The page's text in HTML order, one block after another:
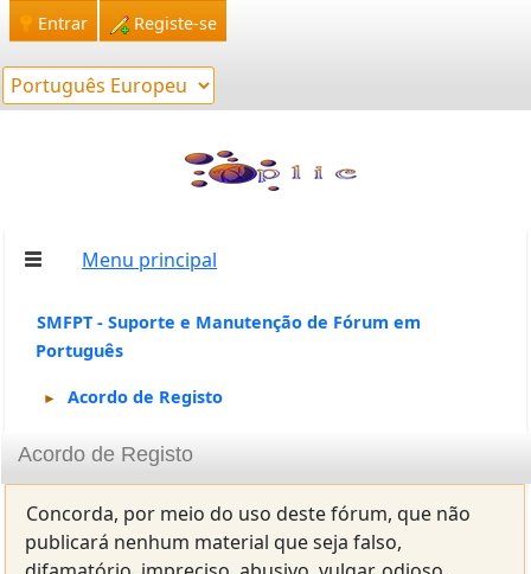
Entrar Registe-se
Menu principal
SMFPT - Suporte e Manutenção de Fórum em
Português
► Acordo de Registo
Acordo de Registo
Concorda, por meio do uso deste fórum, que não
publicará nenhum material que seja falso,